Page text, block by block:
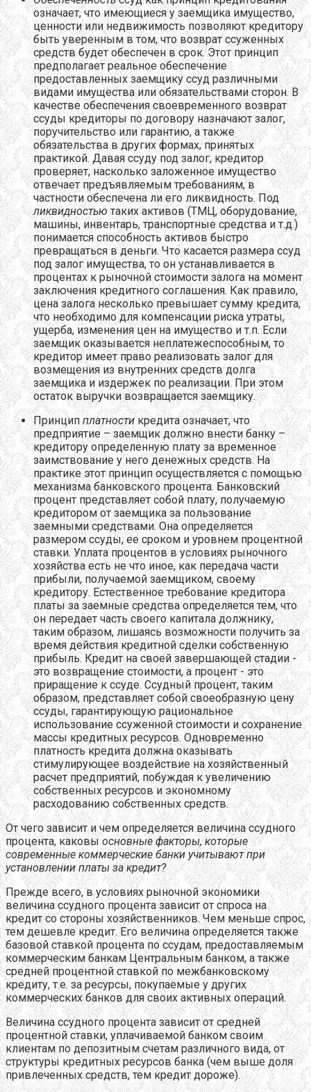
означает, что имеющиеся у заемщика имущество,
ценности или недвижимость позволяют кредитору
быть уверенным в том, что возврат ссуженных
средств будет обеспечен в срок. Этот принцип
предполагает реальное обеспечение
предоставленных заемщику ссуд различными
видами имущества или обязательствами сторон. В
качестве обеспечения своевременного возврат
ссуды кредиторы по договору назначают залог,
поручительство или гарантию, а также
обязательства в других формах, принятых
практикой. Давая ссуду под залог, кредитор
проверяет, насколько заложенное имущество
отвечает предъявляемым требованиям, в
частности обеспечена ли его ликвидность. Под
ликвидностью таких активов (ТМЦ, оборудование,
машины, инвентарь, транспортные средства и т.д.)
понимается способность активов быстро
превращаться в деньги. Что касается размера ссуд
под залог имущества, то он устанавливается в
процентах к рыночной стоимости залога на момент
заключения кредитного соглашения. Как правило,
цена залога несколько превышает сумму кредита,
что необходимо для компенсации риска утраты,
ущерба, изменения цен на имущество и т.п. Если
заемщик оказывается неплатежеспособным, то
кредитор имеет право реализовать залог для
возмещения из внутренних средств долга
заемщика и издержек по реализации. При этом
остаток выручки возвращается заемщику.
Принцип платности кредита означает, что
предприятие – заемщик должно внести банку –
кредитору определенную плату за временное
заимствование у него денежных средств. На
практике этот принцип осуществляется с помощью
механизма банковского процента. Банковский
процент представляет собой плату, получаемую
кредитором от заемщика за пользование
заемными средствами. Она определяется
размером ссуды, ее сроком и уровнем процентной
ставки. Уплата процентов в условиях рыночного
хозяйства есть не что иное, как передача части
прибыли, получаемой заемщиком, своему
кредитору. Естественное требование кредитора
платы за заемные средства определяется тем, что
он передает часть своего капитала должнику,
таким образом, лишаясь возможности получить за
время действия кредитной сделки собственную
прибыль. Кредит на своей завершающей стадии -
это возвращение стоимости, а процент - это
приращение к ссуде. Ссудный процент, таким
образом, представляет собой своеобразную цену
ссуды, гарантирующую рациональное
использование ссуженной стоимости и сохранение
массы кредитных ресурсов. Одновременно
платность кредита должна оказывать
стимулирующее воздействие на хозяйственный
расчет предприятий, побуждая к увеличению
собственных ресурсов и экономному
расходованию собственных средств.
От чего зависит и чем определяется величина ссудного
процента, каковы основные факторы, которые
современные коммерческие банки учитывают при
установлении платы за кредит?
Прежде всего, в условиях рыночной экономики
величина ссудного процента зависит от спроса на
кредит со стороны хозяйственников. Чем меньше спрос,
тем дешевле кредит. Его величина определяется также
базовой ставкой процента по ссудам, предоставляемым
коммерческим банкам Центральным банком, а также
средней процентной ставкой по межбанковскому
кредиту, т.е. за ресурсы, покупаемые у других
коммерческих банков для своих активных операций.
Величина ссудного процента зависит от средней
процентной ставки, уплачиваемой банком своим
клиентам по депозитным счетам различного вида, от
структуры кредитных ресурсов банка (чем выше доля
привлеченных средств, тем кредит дороже).